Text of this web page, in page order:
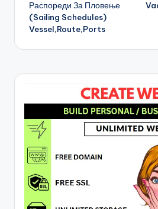
Распореди За Пловење
(Sailing Schedules)
Vessel,Route,Ports